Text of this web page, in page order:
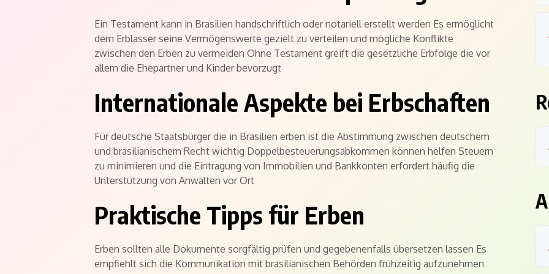
Ein Testament kann in Brasilien handschriftlich oder notariell erstellt werden Es ermöglicht
dem Erblasser seine Vermögenswerte gezielt zu verteilen und mögliche Konflikte
zwischen den Erben zu vermeiden Ohne Testament greift die gesetzliche Erbfolge die vor
allem die Ehepartner und Kinder bevorzugt
Internationale Aspekte bei Erbschaften
Für deutsche Staatsbürger die in Brasilien erben ist die Abstimmung zwischen deutschem
und brasilianischem Recht wichtig Doppelbesteuerungsabkommen können helfen Steuern
zu minimieren und die Eintragung von Immobilien und Bankkonten erfordert häufig die
Unterstützung von Anwälten vor Ort
Praktische Tipps für Erben
Erben sollten alle Dokumente sorgfältig prüfen und gegebenenfalls übersetzen lassen Es
empfiehlt sich die Kommunikation mit brasilianischen Behörden frühzeitig aufzunehmen